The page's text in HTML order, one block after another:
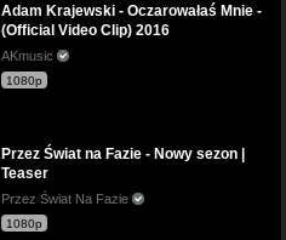
Adam Krajewski - Oczarowałaś Mnie -
(Official Video Clip) 2016
AKmusic
1080p
Przez Świat na Fazie - Nowy sezon |
Teaser
Przez Świat Na Fazie
1080p